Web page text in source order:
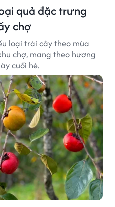
quả đặc trưng
chợ
loại trái cây theo mùa
chợ, mang theo hương
cuối hè.